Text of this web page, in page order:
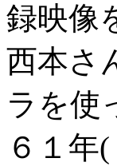
録映像
西本さ
ラを使
６１年